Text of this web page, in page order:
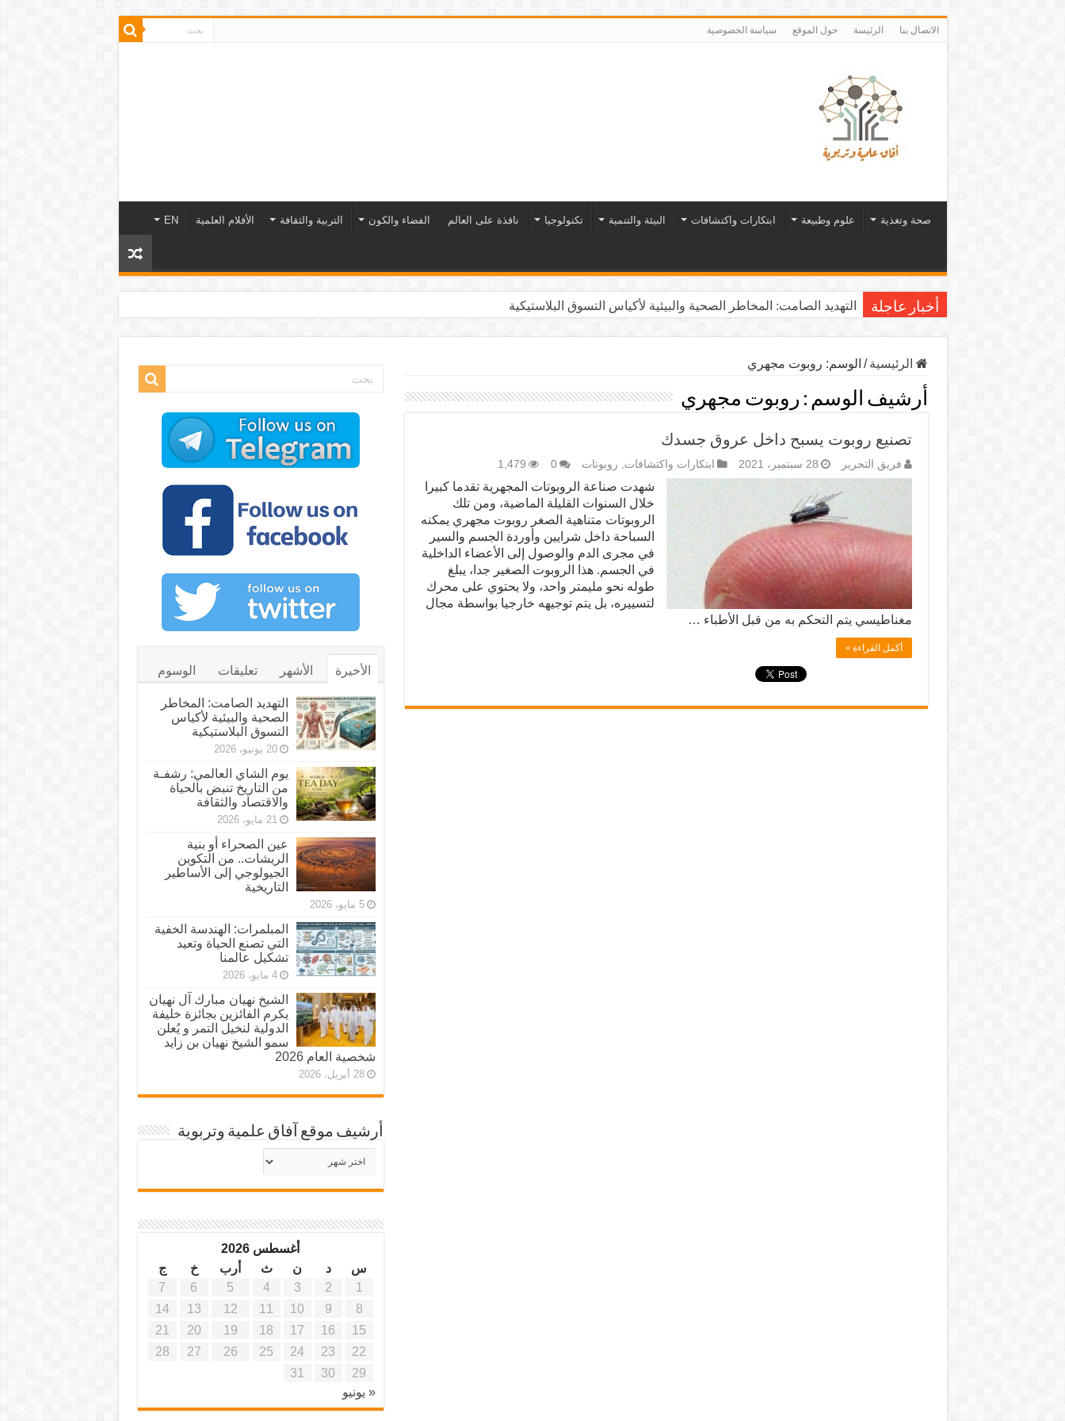
الاتصال بنا الرئيسة حول الموقع سياسة الخصوصية
صحة وتغذية علوم وطبيعة ابتكارات واكتشافات البيئة والتنمية تكنولوجيا نافذة على العالم الفضاء والكون التربية والثقافة الأفلام العلمية EN
أخبار عاجلة التهديد الصامت: المخاطر الصحية والبيئية لأكياس التسوق البلاستيكية
الرئيسية / الوسم: روبوت مجهري
أرشيف الوسم : روبوت مجهري
تصنيع روبوت يسبح داخل عروق جسدك
فريق التحرير 28 سبتمبر، 2021 ابتكارات واكتشافات, روبوتات 0
1,479
شهدت صناعة الروبوتات المجهرية تقدما كبيرا
خلال السنوات القليلة الماضية، ومن تلك
الروبوتات متناهية الصغر روبوت مجهري يمكنه
السباحة داخل شرايين وأوردة الجسم والسير
في مجرى الدم والوصول إلى الأعضاء الداخلية
في الجسم. هذا الروبوت الصغير جدا، يبلغ
طوله نحو مليمتر واحد، ولا يحتوي على محرك
لتسييره، بل يتم توجيهه خارجيا بواسطة مجال
مغناطيسي يتم التحكم به من قبل الأطباء …
أكمل القراءة »
الأخيرة الأشهر تعليقات الوسوم
التهديد الصامت: المخاطر
الصحية والبيئية لأكياس
التسوق البلاستيكية
20 يونيو، 2026
يوم الشاي العالمي: رشفـة
من التاريخ تنبض بالحياة
والاقتصاد والثقافة
21 مايو، 2026
عين الصحراء أو بنية
الريشات.. من التكوين
الجيولوجي إلى الأساطير
التاريخية
5 مايو، 2026
المبلمرات: الهندسة الخفية
التي تصنع الحياة وتعيد
تشكيل عالمنا
4 مايو، 2026
الشيخ نهيان مبارك آل نهيان
يكرم الفائزين بجائزة خليفة
الدولية لنخيل التمر و يُعلن
سمو الشيخ نهيان بن زايد
شخصية العام 2026
28 أبريل، 2026
أرشيف موقع آفاق علمية وتربوية
أرشيف
موقع
أغسطس 2026
س
د ن ث أرب خ
ج
1
2
3
4
5
6
7
8
9
10
11
12
13
14
15
16
17
18
19
20
21
22
23
24
25
26
27
28
29
30
31
« يونيو